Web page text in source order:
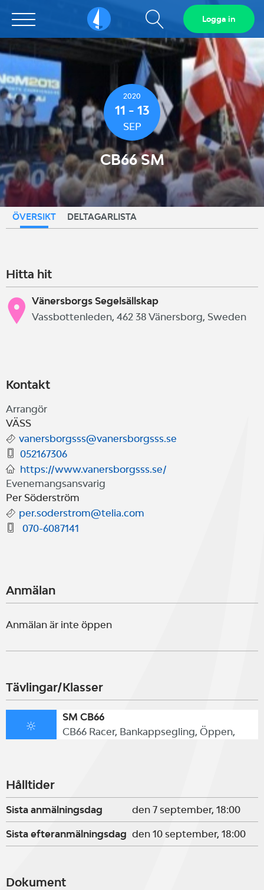
Sailarena Visa
sökfält
Logga in
2020
11 - 13
SEP
CB66 SM
ÖVERSIKT DELTAGARLISTA
Hitta hit
Vänersborgs Segelsällskap
Vassbottenleden, 462 38 Vänersborg, Sweden
Kontakt
Arrangör
VÄSS
vanersborgsss@vanersborgsss.se
052167306
https://www.vanersborgsss.se/
Evenemangsansvarig
Per Söderström
per.soderstrom@telia.com
070-6087141
Anmälan
Anmälan är inte öppen
Tävlingar/Klasser
SM CB66
CB66 Racer, Bankappsegling, Öppen,
Hålltider
Sista anmälningsdag den 7 september, 18:00
Sista efteranmälningsdag den 10 september, 18:00
Dokument